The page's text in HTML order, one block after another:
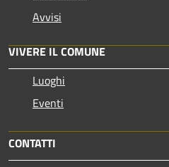
Avvisi
VIVERE IL COMUNE
Luoghi
Eventi
CONTATTI